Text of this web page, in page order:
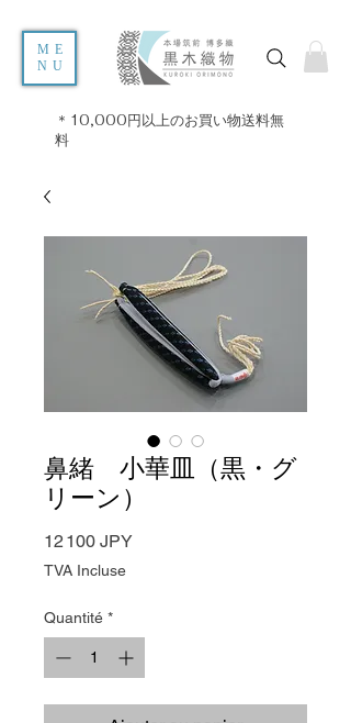
ME
NU
＊10,000円以上のお買い物送料無
料
鼻緒 小華皿（黒・グ
リーン）
12 100 JPYPrix
TVA Incluse
Quantité *